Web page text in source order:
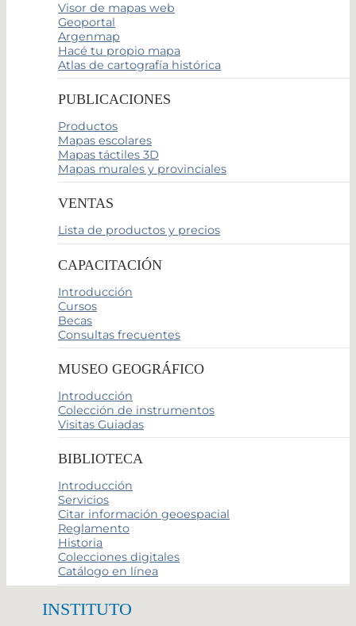
Visor de mapas web
Geoportal
Argenmap
Hacé tu propio mapa
Atlas de cartografía histórica
PUBLICACIONES
Productos
Mapas escolares
Mapas táctiles 3D
Mapas murales y provinciales
VENTAS
Lista de productos y precios
CAPACITACIÓN
Introducción
Cursos
Becas
Consultas frecuentes
MUSEO GEOGRÁFICO
Introducción
Colección de instrumentos
Visitas Guiadas
BIBLIOTECA
Introducción
Servicios
Citar información geoespacial
Reglamento
Historia
Colecciones digitales
Catálogo en línea
INSTITUTO